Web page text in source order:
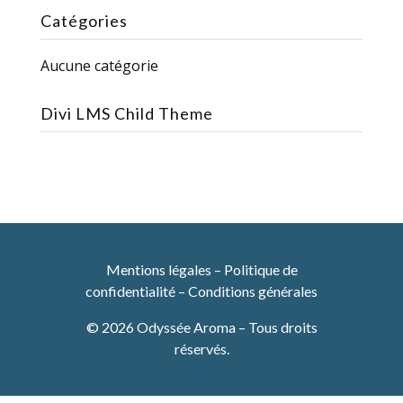
Catégories
Aucune catégorie
Divi LMS Child Theme
Mentions légales – Politique de
confidentialité – Conditions générales
© 2026 Odyssée Aroma – Tous droits
réservés.